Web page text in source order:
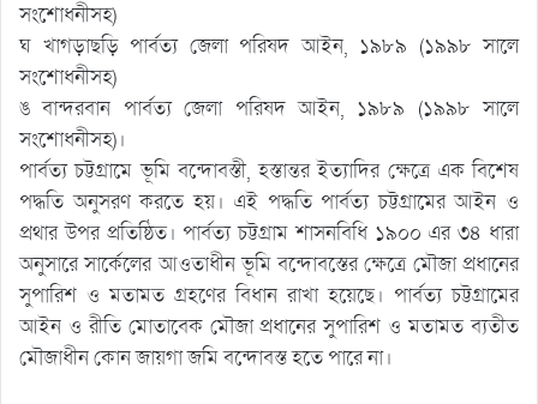
সংশোধনীসহ)
ঘ খাগড়াছড়ি পার্বত্য জেলা পরিষদ আইন, ১৯৮৯ (১৯৯৮ সালে
সংশোধনীসহ)
ঙ বান্দরবান পার্বত্য জেলা পরিষদ আইন, ১৯৮৯ (১৯৯৮ সালে
সংশোধনীসহ)।
পার্বত্য চট্টগ্রামে ভূমি বন্দোবস্তী, হস্তান্তর ইত্যাদির ক্ষেত্রে এক বিশেষ
পদ্ধতি অনুসরণ করতে হয়। এই পদ্ধতি পার্বত্য চট্টগ্রামের আইন ও
প্রথার উপর প্রতিষ্ঠিত। পার্বত্য চট্টগ্রাম শাসনবিধি ১৯০০ এর ৩৪ ধারা
অনুসারে সার্কেলের আওতাধীন ভূমি বন্দোবস্তের ক্ষেত্রে মৌজা প্রধানের
সুপারিশ ও মতামত গ্রহণের বিধান রাখা হয়েছে। পার্বত্য চট্টগ্রামের
আইন ও রীতি মোতাবেক মৌজা প্রধানের সুপারিশ ও মতামত ব্যতীত
মৌজাধীন কোন জায়গা জমি বন্দোবস্ত হতে পারে না।